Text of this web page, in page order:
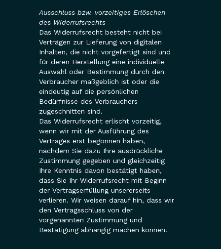
Ausschluss bzw. vorzeitiges Erlöschen
des Widerrufsrechts
Das Widerrufsrecht besteht nicht bei
Verträgen zur Lieferung von digitalen
Inhalten, die nicht vorgefertigt sind und
für deren Herstellung eine individuelle
Auswahl oder Bestimmung durch den
Verbraucher maßgeblich ist oder die
eindeutig auf die persönlichen
Bedürfnisse des Verbrauchers
zugeschnitten sind.
Das Widerrufsrecht erlischt vorzeitig,
wenn wir mit der Ausführung des
Vertrages erst begonnen haben,
nachdem Sie dazu Ihre ausdrückliche
Zustimmung gegeben und gleichzeitig
Ihre Kenntnis davon bestätigt haben,
dass Sie Ihr Widerrufsrecht mit Beginn
der Vertragserfüllung unsererseits
verlieren. Wir weisen darauf hin, dass wir
den Vertragsschluss von der
vorgenannten Zustimmung und
Bestätigung abhängig machen können.